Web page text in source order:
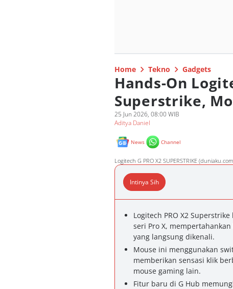
Home Tekno Gadgets
Hands-On
Superstrike,
25 Jun 2026, 08:00 WIB
Aditya Daniel
News Channel
Logitech G PRO X2 SUPERSTRIKE
Intinya Sih
Logitech PRO X2
seri Pro X,
yang langsung dikenali.
Mouse ini menggunakan
memberikan sensasi klik
mouse gaming lain.
Fitur baru di G Hub